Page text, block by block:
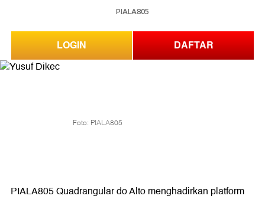
PIALA805
LOGIN DAFTAR
Foto: PIALA805
PIALA805 Quadrangular do Alto menghadirkan platform